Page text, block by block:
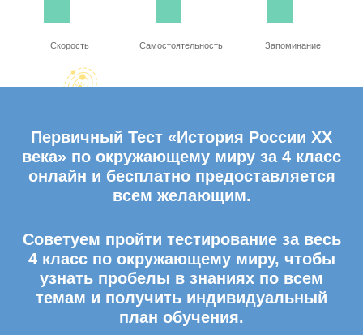
Скорость Самостоятельность Запоминание
Первичный Тест «История России ХХ
века» по окружающему миру за 4 класс
онлайн и бесплатно предоставляется
всем желающим.
Советуем пройти тестирование за весь
4 класс по окружающему миру, чтобы
узнать пробелы в знаниях по всем
темам и получить индивидуальный
план обучения.